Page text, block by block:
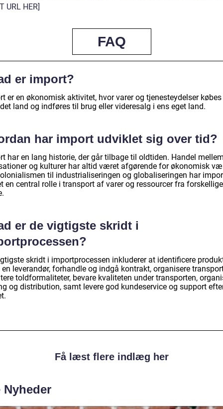
URL HER]
FAQ
er import?
er en økonomisk aktivitet, hvor varer og tjenesteydelser
land og indføres til brug eller videresalg i ens eget land.
har import udviklet sig over tid?
har en lang historie, der går tilbage til oldtiden. Handel
og kulturer har altid været afgørende for økonomisk
til industrialiseringen og globaliseringen har
en central rolle i transport af varer og ressourcer fra forskellige
er de vigtigste skridt i
skridt i importprocessen inkluderer at identificere
leverandør, forhandle og indgå kontrakt, organisere
toldformaliteter, bevare kvaliteten under transporten,
og distribution, samt levere god kundeservice og support
Få læst flere indlæg her
Nyheder